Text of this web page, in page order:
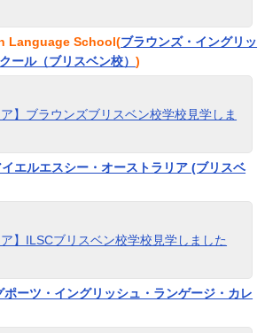
Language School(ブラウンズ・イングリッ
ール（ブリスベン校）)
ア】ブラウンズブリスベン校学校見学しま
イエルエスシー・オーストラリア (ブリスベ
ア】ILSCブリスベン校学校見学しました
ポーツ・イングリッシュ・ランゲージ・カレ